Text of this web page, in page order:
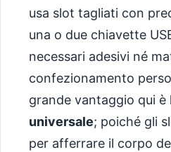
usa slot tagliati con
una o due chiavette
necessari adesivi né
confezionamento
grande vantaggio qui è
universale; poiché gli
per afferrare il corpo